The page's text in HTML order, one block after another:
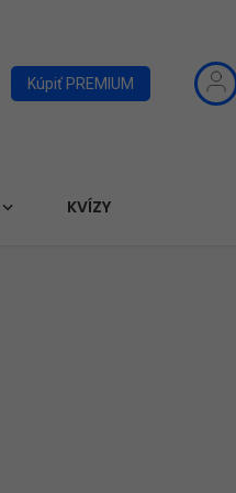
Kúpiť PREMIUM
KVÍZY